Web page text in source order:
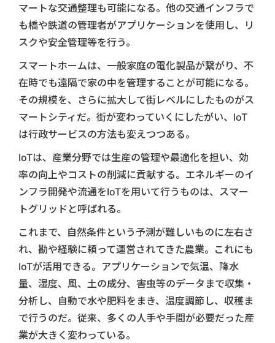
マートな交通整理も可能になる。他の交通インフラで
も橋や鉄道の管理者がアプリケーションを使用し、リ
スクや安全管理等を行う。
スマートホームは、一般家庭の電化製品が繋がり、不
在時でも遠隔で家の中を管理することが可能になる。
その規模を、さらに拡大して街レベルにしたものがス
マートシティだ。街が変わっていくにしたがい、IoT
は行政サービスの方法も変えつつある。
IoTは、産業分野では生産の管理や最適化を担い、効
率の向上やコストの削減に貢献する。エネルギーのイ
ンフラ開発や流通をIoTを用いて行うものは、スマー
トグリッドと呼ばれる。
これまで、自然条件という予測が難しいものに左右さ
れ、勘や経験に頼って運営されてきた農業。これにも
IoTが活用できる。アプリケーションで気温、降水
量、湿度、風、土の成分、害虫等のデータまで収集・
分析し、自動で水や肥料をまき、温度調節し、収穫ま
で行うのだ。従来、多くの人手や手間が必要だった産
業が大きく変わっている。